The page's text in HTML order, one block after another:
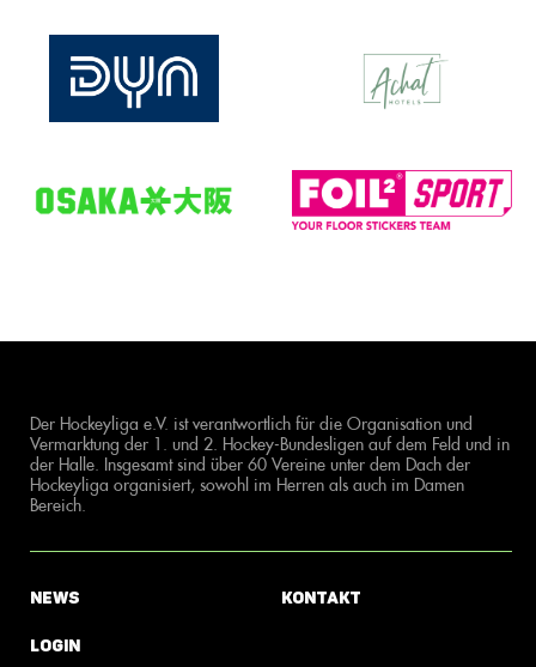
Der Hockeyliga e.V. ist verantwortlich für die Organisation und
Vermarktung der 1. und 2. Hockey-Bundesligen auf dem Feld und in
der Halle. Insgesamt sind über 60 Vereine unter dem Dach der
Hockeyliga organisiert, sowohl im Herren als auch im Damen
Bereich.
News
Login
Kontakt